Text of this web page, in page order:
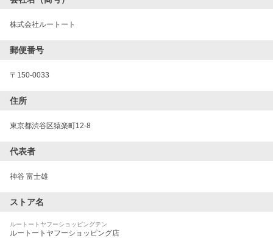
株式会社ルートート
郵便番号
〒 150-0033
住所
東京都渋谷区猿楽町12-8
代表者
神谷 富士雄
ストア名
ルートートヤフーショッピングテン
ルートートヤフーショッピング店